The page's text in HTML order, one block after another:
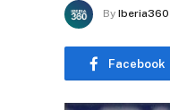
By Iberia360
Facebook